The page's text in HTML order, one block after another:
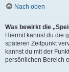
Nach oben
Was bewirkt die
Hiermit kannst du die
späteren Zeitpunkt
kannst du mit der
persönlichen Bereich